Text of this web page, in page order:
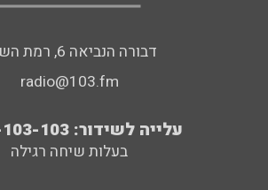
דבורה הנביאה 6, רמת השרון
radio@103.fm
עלייה לשידור: 0552-103-103
בעלות שיחה רגילה